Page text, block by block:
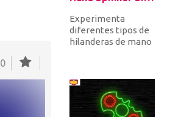
0
Experimenta
diferentes tipos de
hilanderas de mano